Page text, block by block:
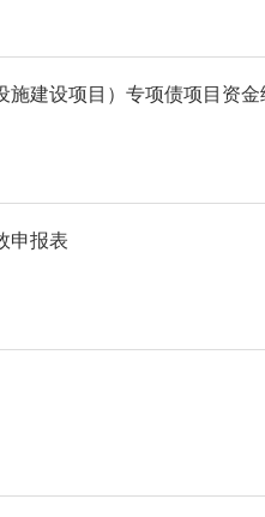
建设项目）专项债项目资
申报表